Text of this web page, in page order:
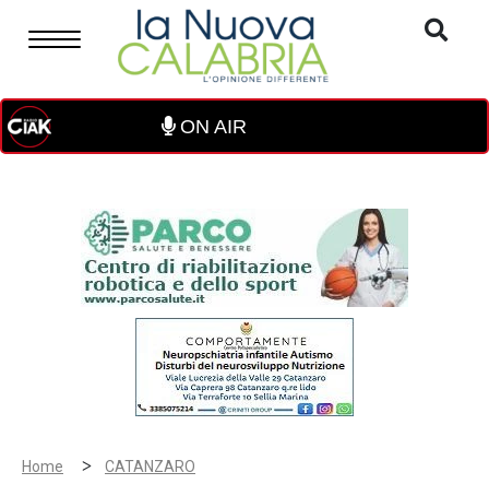
ON AIR
Home > CATANZARO